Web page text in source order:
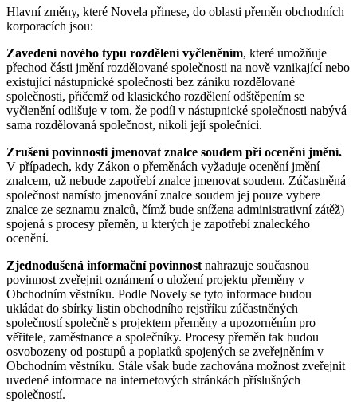
Hlavní změny, které Novela přinese, do oblasti přeměn obchodních
korporacích jsou:
Zavedení nového typu rozdělení vyčleněním, které umožňuje
přechod části jmění rozdělované společnosti na nově vznikající nebo
existující nástupnické společnosti bez zániku rozdělované
společnosti, přičemž od klasického rozdělení odštěpením se
vyčlenění odlišuje v tom, že podíl v nástupnické společnosti nabývá
sama rozdělovaná společnost, nikoli její společníci.
Zrušení povinnosti jmenovat znalce soudem při ocenění jmění.
V případech, kdy Zákon o přeměnách vyžaduje ocenění jmění
znalcem, už nebude zapotřebí znalce jmenovat soudem. Zúčastněná
společnost namísto jmenování znalce soudem jej pouze vybere
znalce ze seznamu znalců, čímž bude snížena administrativní zátěž)
spojená s procesy přeměn, u kterých je zapotřebí znaleckého
ocenění.
Zjednodušená informační povinnost nahrazuje současnou
povinnost zveřejnit oznámení o uložení projektu přeměny v
Obchodním věstníku. Podle Novely se tyto informace budou
ukládat do sbírky listin obchodního rejstříku zúčastněných
společností společně s projektem přeměny a upozorněním pro
věřitele, zaměstnance a společníky. Procesy přeměn tak budou
osvobozeny od postupů a poplatků spojených se zveřejněním v
Obchodním věstníku. Stále však bude zachována možnost zveřejnit
uvedené informace na internetových stránkách příslušných
společností.